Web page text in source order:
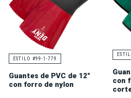
ESTILO #99-1-779
Guantes de PVC de 12"
con forro de nylon
con